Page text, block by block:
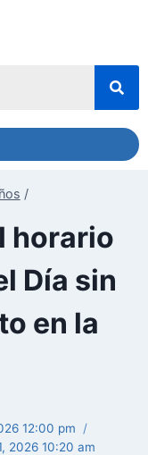
/
horario
Día sin
en la
12:00 pm
2026 10:20 am